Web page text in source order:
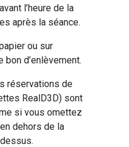
l’heure de la
après la séance.
ou sur
d’enlèvement.
réservations de
RealD3D) sont
si vous omettez
dehors de la